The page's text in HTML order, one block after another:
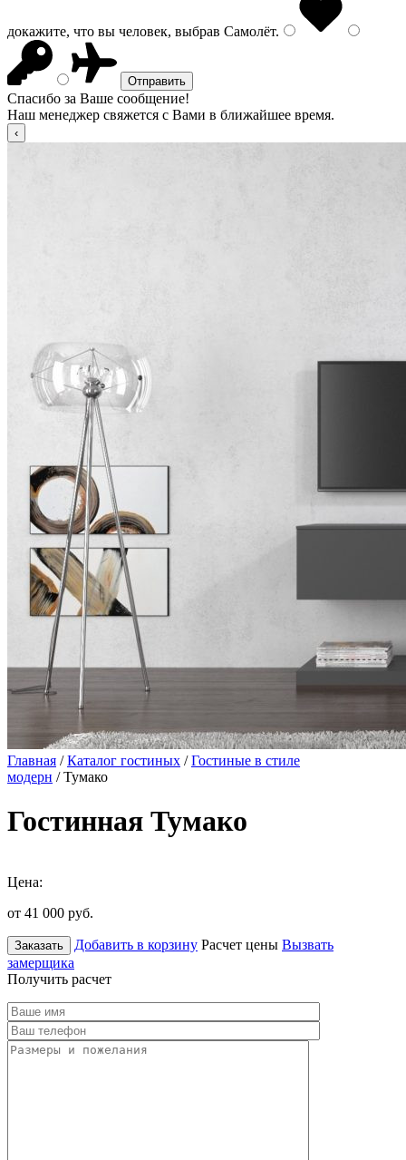
докажите, что вы человек, выбрав Самолёт.
Спасибо за Ваше сообщение!
Наш менеджер свяжется с Вами в ближайшее время.
Главная /Каталог гостиных /Гостиные в стиле
модерн / Тумако
Гостинная Тумако
Цена:
от 41 000 руб.
Заказать Добавить в корзину Расчет цены Вызвать
замерщика
Получить расчет